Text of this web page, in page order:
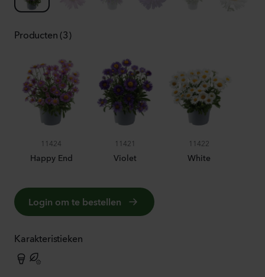
Producten (3)
11424
Happy End
11421
Violet
11422
White
Login om te bestellen
Karakteristieken